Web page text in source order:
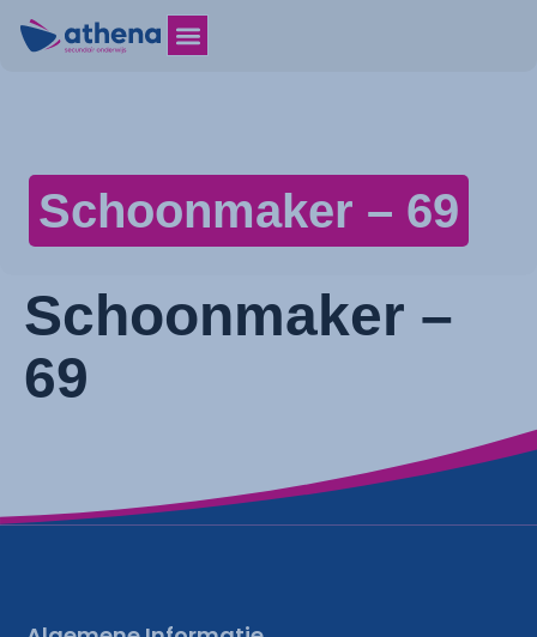
Schoonmaker – 69
Schoonmaker –
69